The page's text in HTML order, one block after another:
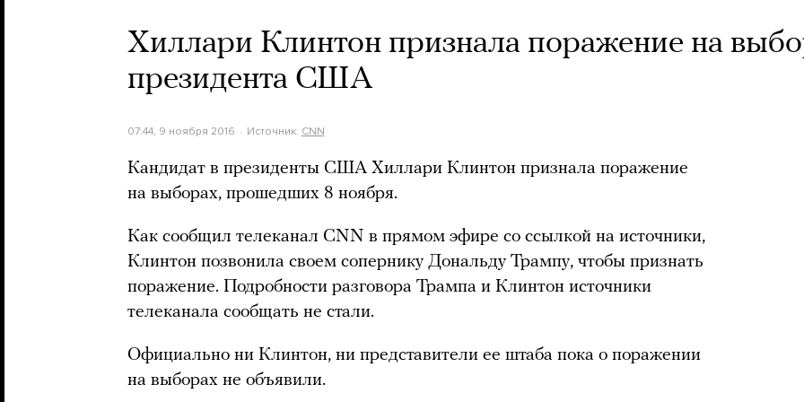
Хиллари Клинтон признала поражение на
президента США
07:44, 9 ноября 2016 Источник: CNN
Кандидат в президенты США Хиллари Клинтон признала поражение
на выборах, прошедших 8 ноября.
Как сообщил телеканал CNN в прямом эфире со ссылкой на источники,
Клинтон позвонила своем сопернику Дональду Трампу, чтобы признать
поражение. Подробности разговора Трампа и Клинтон источники
телеканала сообщать не стали.
Официально ни Клинтон, ни представители ее штаба пока о поражении
на выборах не объявили.